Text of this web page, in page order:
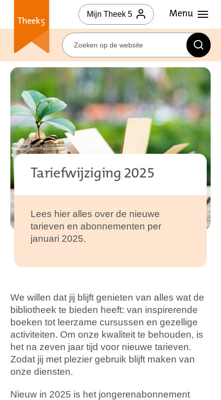
Mijn Theek 5
Tariefwijziging 2025
Lees hier alles over de nieuwe
tarieven en abonnementen per
januari 2025.
We willen dat jij blijft genieten van alles wat de
bibliotheek te bieden heeft: van inspirerende
boeken tot leerzame cursussen en gezellige
activiteiten. Om onze kwaliteit te behouden, is
het na zeven jaar tijd voor nieuwe tarieven.
Zodat jij met plezier gebruik blijft maken van
onze diensten.
Nieuw in 2025 is het jongerenabonnement